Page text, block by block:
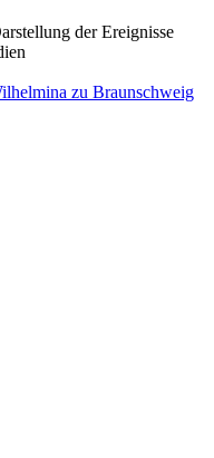
der Ereignisse
zu Braunschweig